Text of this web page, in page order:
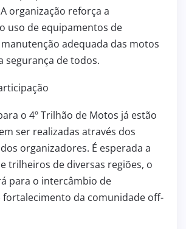
organização reforça a
uso de equipamentos de
adequada das motos
segurança de todos.
o 4º Trilhão de Motos já estão
ser realizadas através dos
organizadores. É esperada a
trilheiros de diversas regiões, o
para o intercâmbio de
fortalecimento da comunidade off-